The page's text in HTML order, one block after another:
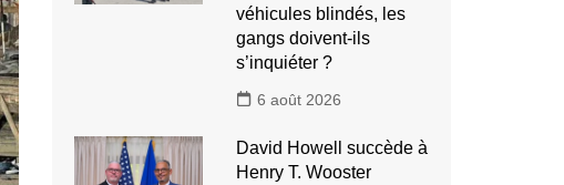
véhicules blindés, les
gangs doivent-ils
s’inquiéter ?
6 août 2026
David Howell succède à
Henry T. Wooster